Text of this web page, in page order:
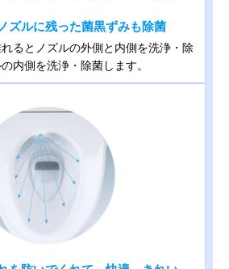
ズルに残った菌黒ずみも除菌
るとノズルの外側と内側を洗浄・除
内側を洗浄・除菌します。